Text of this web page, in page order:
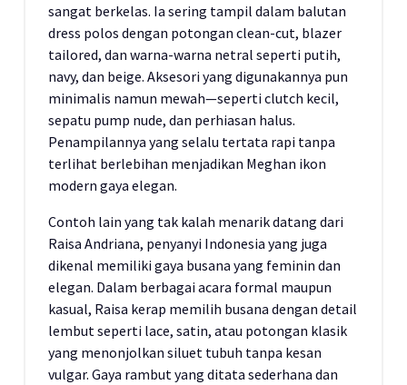
sangat berkelas. Ia sering tampil dalam balutan
dress polos dengan potongan clean-cut, blazer
tailored, dan warna-warna netral seperti putih,
navy, dan beige. Aksesori yang digunakannya pun
minimalis namun mewah—seperti clutch kecil,
sepatu pump nude, dan perhiasan halus.
Penampilannya yang selalu tertata rapi tanpa
terlihat berlebihan menjadikan Meghan ikon
modern gaya elegan.
Contoh lain yang tak kalah menarik datang dari
Raisa Andriana, penyanyi Indonesia yang juga
dikenal memiliki gaya busana yang feminin dan
elegan. Dalam berbagai acara formal maupun
kasual, Raisa kerap memilih busana dengan detail
lembut seperti lace, satin, atau potongan klasik
yang menonjolkan siluet tubuh tanpa kesan
vulgar. Gaya rambut yang ditata sederhana dan